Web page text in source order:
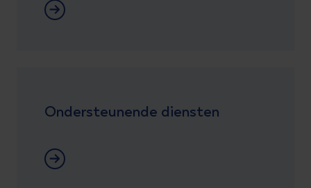
Lees meer
Ondersteunende diensten
Lees meer over Nieuwe reactoren & SMR